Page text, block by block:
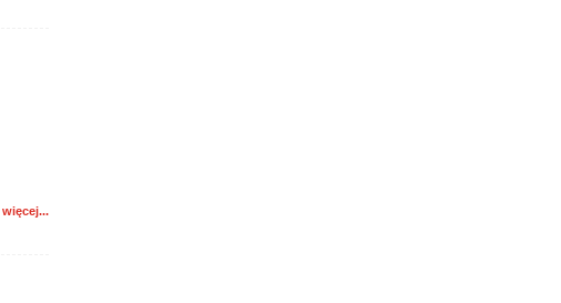
więcej...